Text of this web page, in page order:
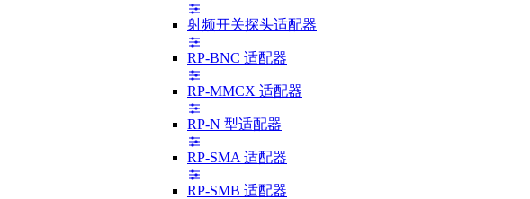
射频开关探头适配器
RP-BNC 适配器
RP-MMCX 适配器
RP-N 型适配器
RP-SMA 适配器
RP-SMB 适配器